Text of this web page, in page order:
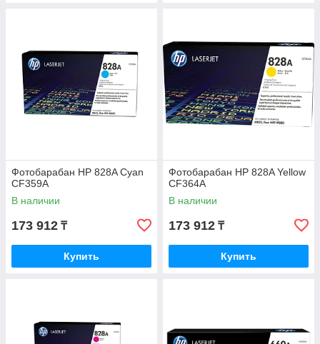
Фотобарабан HP 828A Cyan
CF359A
В наличии
173 912 ₸
Купить
Фотобарабан HP 828A Yellow
CF364A
В наличии
173 912 ₸
Купить